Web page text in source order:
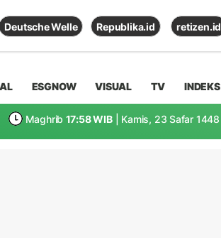
Deutsche Welle Republika.id retizen.id
ESGNOW VISUAL TV INDEKS
Maghrib 17:58 WIB | Kamis, 23 Safar 1448